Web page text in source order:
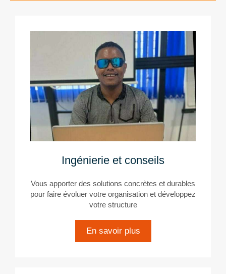
Ingénierie et conseils
Vous apporter des solutions concrètes et durables
pour faire évoluer votre organisation et développez
votre structure
En savoir plus